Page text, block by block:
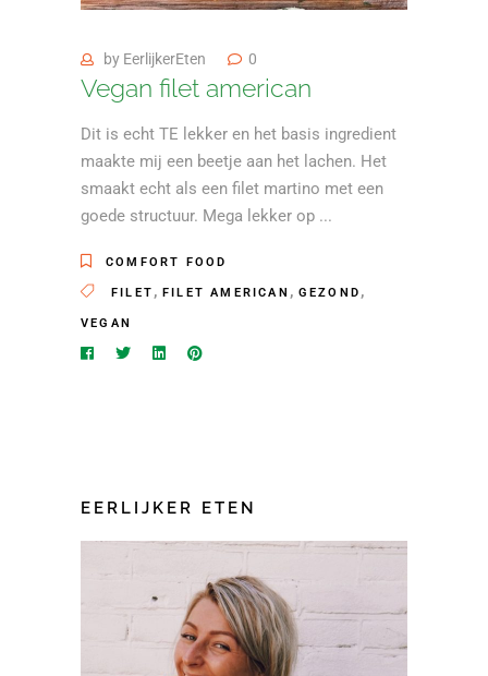
by EerlijkerEten 0
Vegan filet american
Dit is echt TE lekker en het basis ingredient
maakte mij een beetje aan het lachen. Het
smaakt echt als een filet martino met een
goede structuur. Mega lekker op
COMFORT FOOD
FILET , FILET AMERICAN , GEZOND ,
VEGAN
EERLIJKER ETEN